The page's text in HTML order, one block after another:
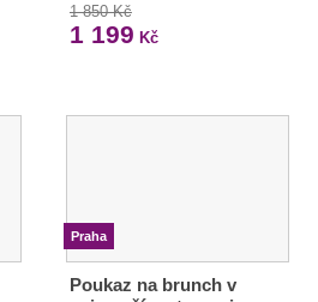
1 850 Kč
1 199 Kč
Praha
Poukaz na brunch v